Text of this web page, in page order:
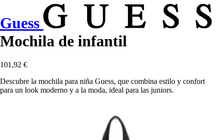
Guess
Mochila de infantil
101,92 €
Descubre la mochila para niña Guess, que combina estilo y confort
para un look moderno y a la moda, ideal para las juniors.